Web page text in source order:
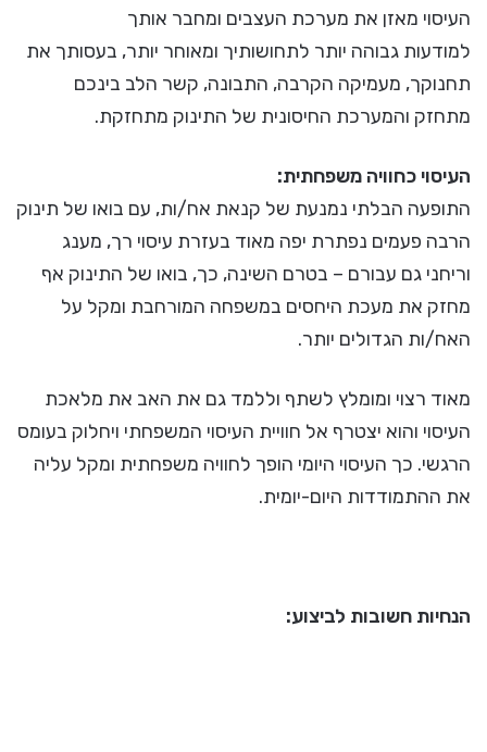
העיסוי מאזן את מערכת העצבים ומחבר אותך
למודעות גבוהה יותר לתחושותיך ומאוחר יותר, בעסותך את
תחנוקך, מעמיקה הקרבה, התבונה, קשר הלב בינכם
מתחזק והמערכת החיסונית של התינוק מתחזקת.
העיסוי כחוויה משפחתית:
התופעה הבלתי נמנעת של קנאת אח/ות, עם בואו של תינוק
הרבה פעמים נפתרת יפה מאוד בעזרת עיסוי רך, מענג
וריחני גם עבורם – בטרם השינה, כך, בואו של התינוק אף
מחזק את מעכת היחסים במשפחה המורחבת ומקל על
האח/ות הגדולים יותר.
מאוד רצוי ומומלץ לשתף וללמד גם את האב את מלאכת
העיסוי והוא יצטרף אל חוויית העיסוי המשפחתי ויחלוק בעומס
הרגשי. כך העיסוי היומי הופך לחוויה משפחתית ומקל עליה
את ההתמודדות היום-יומית.
הנחיות חשובות לביצוע: